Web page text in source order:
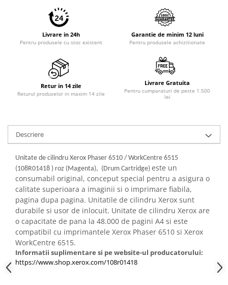
Livrare in 24h
Pentru produsele cu stoc existent
Garantie de minim 12 luni
Pentru produsele achizitionate
Retur in 14 zile
Returul produselor in maxim 14 zile
Livrare Gratuita
Pentru cumparaturi de peste 1.500
lei
Descriere
Unitate de cilindru Xerox Phaser 6510 / WorkCentre 6515
(108R01418 ) roz (Magenta), (Drum Cartridge) este un
consumabil original, conceput special pentru a asigura o
calitate superioara a imaginii si o imprimare fiabila,
pagina dupa pagina. Unitatile de cilindru Xerox sunt
durabile si usor de inlocuit. Unitate de cilindru Xerox are
o capacitate de pana la 48.000 de pagini A4 si este
compatibil cu imprimantele Xerox Phaser 6510 si Xerox
WorkCentre 6515.
Informatii suplimentare si pe website-ul producatorului:
https://www.shop.xerox.com/108r01418